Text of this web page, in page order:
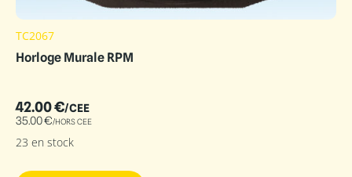
TC2067
Horloge Murale RPM
42.00€/CEE
35.00€/HORS CEE
23 en stock